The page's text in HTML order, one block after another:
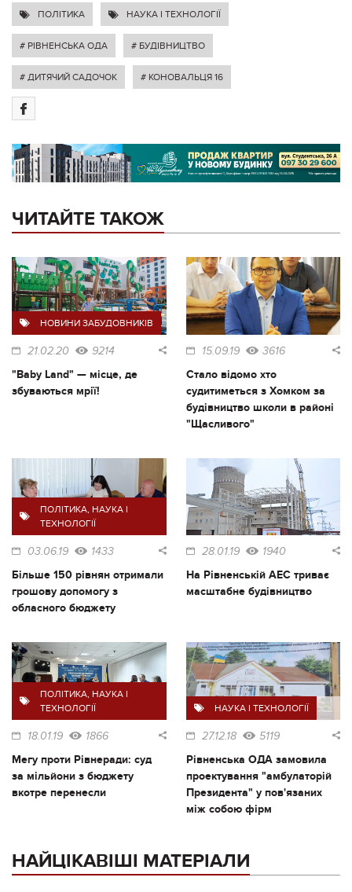
ПОЛІТИКА НАУКА І ТЕХНОЛОГІЇ
# РІВНЕНСЬКА ОДА # БУДІВНИЦТВО
# ДИТЯЧИЙ САДОЧОК # КОНОВАЛЬЦЯ 16
ЧИТАЙТЕ ТАКОЖ
НОВИНИ ЗАБУДОВНИКІВ
21.02.20 9214
"Baby Land" — місце, де
збуваються мрії!
15.09.19 3616
Стало відомо хто
судитиметься з Хомком за
будівництво школи в районі
"Щасливого"
ПОЛІТИКА, НАУКА І
ТЕХНОЛОГІЇ
03.06.19 1433
Більше 150 рівнян отримали
грошову допомогу з
обласного бюджету
28.01.19 1940
На Рівненській АЕС триває
масштабне будівництво
ПОЛІТИКА, НАУКА І
ТЕХНОЛОГІЇ
18.01.19 1866
Мегу проти Рівнеради: суд
за мільйони з бюджету
вкотре перенесли
НАУКА І ТЕХНОЛОГІЇ
27.12.18 5119
Рівненська ОДА замовила
проектування "амбулаторій
Президента" у пов'язаних
між собою фірм
НАЙЦІКАВІШІ МАТЕРІАЛИ